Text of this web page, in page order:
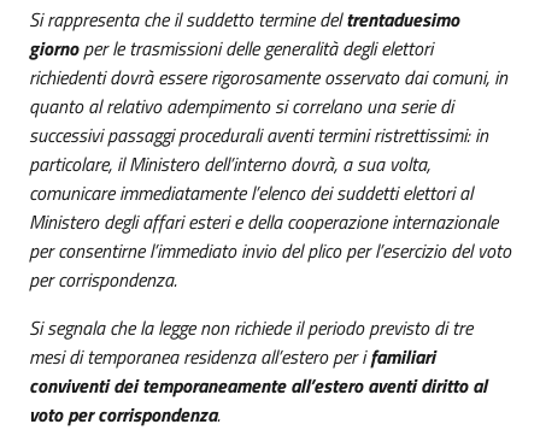
Si rappresenta che il suddetto termine deltrentaduesimo
giornoper le trasmissioni delle generalità degli elettori
richiedenti dovrà essere rigorosamente osservato dai comuni, in
quanto al relativo adempimento si correlano una serie di
successivi passaggi procedurali aventi termini ristrettissimi: in
particolare, il Ministero dell’interno dovrà, a sua volta,
comunicare immediatamente l’elenco dei suddetti elettori al
Ministero degli affari esteri e della cooperazione internazionale
per consentirne l’immediato invio del plico per l’esercizio del voto
per corrispondenza.
Si segnala che la legge non richiede il periodo previsto di tre
mesi di temporanea residenza all’estero per ifamiliari
conviventi dei temporaneamente all’estero aventi diritto al
voto per corrispondenza.